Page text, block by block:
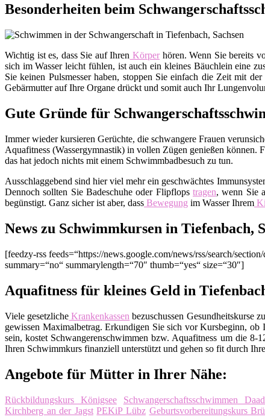
Besonderheiten beim
Wichtig ist es, dass Sie auf Ihren Körperhören. Wenn Sie bereits
sich im Wasser leicht fühlen, ist auch ein kleines Bäuchlein eine
Sie keinen Pulsmesser haben, stoppen Sie einfach die Zeit mit
Gebärmutter auf Ihre Organe drückt und somit auch Ihr
Gute Gründe für
Immer wieder kursieren Gerüchte, die schwangere Frauen
Aquafitness (Wassergymnastik) in vollen Zügen genießen
das hat jedoch nichts mit einem Schwimmbadbesuch zu tun.
Ausschlaggebend sind hier viel mehr ein geschwächtes
Dennoch sollten Sie Badeschuhe oder Flipflops tragen, wenn Sie
begünstigt. Ganz sicher ist aber, dass Bewegung im Wasser Ihrem
News zu Schwimmkursen in Tiefenbach,
[feedzy-rss feeds=“https://news.google.com/news/rss/search/
summary=“no“ summarylength=“70″ thumb=“yes“ size=“30″]
Aquafitness für kleines Geld in
Viele gesetzliche Krankenkassen bezuschussen Gesundheitskurse
gewissen Maximalbetrag. Erkundigen Sie sich vor Kursbeginn, ob
sein, kostet Schwangerenschwimmen bzw. Aquafitness um die
Ihren Schwimmkurs finanziell unterstützt und gehen so fit durch
Angebote für Mütter in Ihrer Nähe:
Rückbildungskurs Königsee Schwangerschaftsschwimmen
Kirchberg an der Jagst PEKiP Lübz Geburtsvorbereitungskurs